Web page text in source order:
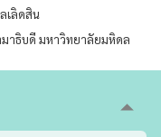
เลิดสิน
าธิบดี มหาวิทยาลัยมหิดล